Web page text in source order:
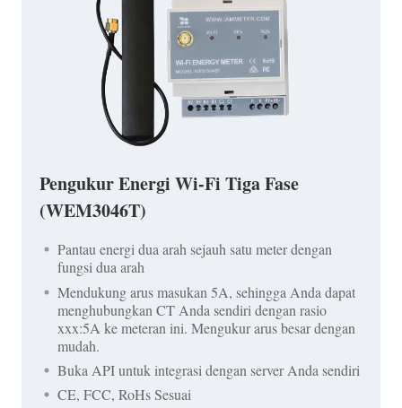
Pengukur Energi Wi-Fi Tiga Fase
(WEM3046T)
Pantau energi dua arah sejauh satu meter dengan
fungsi dua arah
Mendukung arus masukan 5A, sehingga Anda dapat
menghubungkan CT Anda sendiri dengan rasio
xxx:5A ke meteran ini. Mengukur arus besar dengan
mudah.
Buka API untuk integrasi dengan server Anda sendiri
CE, FCC, RoHs Sesuai